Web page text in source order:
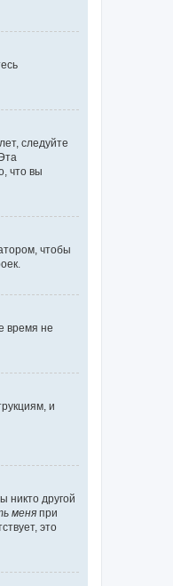
следуйте
что вы
чтобы
время не
и
никто другой
меня при
это